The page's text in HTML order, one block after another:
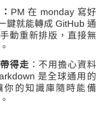
PM 在 monday 寫好
鍵就能轉成 GitHub 通
動重新排版，直接無
得走 ：不用擔心資料
是全球通用的
你的知識庫隨時能備